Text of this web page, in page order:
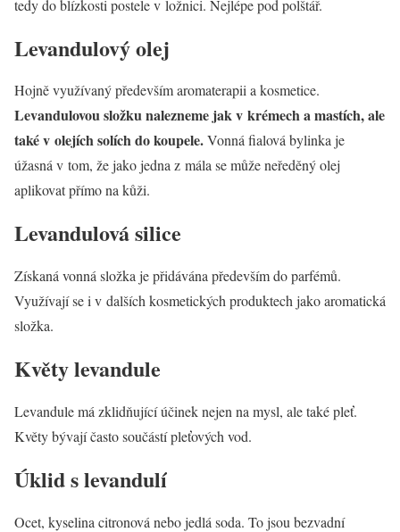
tedy do blízkosti postele v ložnici. Nejlépe pod polštář.
Levandulový olej
Hojně využívaný především aromaterapii a kosmetice.
Levandulovou složku nalezneme jak v krémech a mastích, ale
také v olejích solích do koupele.Vonná fialová bylinka je
úžasná v tom, že jako jedna z mála se může neředěný olej
aplikovat přímo na kůži.
Levandulová silice
Získaná vonná složka je přidávána především do parfémů.
Využívají se i v dalších kosmetických produktech jako aromatická
složka.
Květy levandule
Levandule má zklidňující účinek nejen na mysl, ale také pleť.
Květy bývají často součástí pleťových vod.
Úklid s levandulí
Ocet, kyselina citronová nebo jedlá soda. To jsou bezvadní